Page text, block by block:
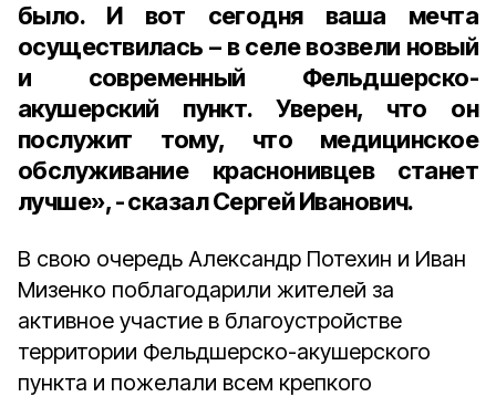
было. И вот сегодня ваша мечта
осуществилась – в селе возвели новый
и современный Фельдшерско-
акушерский пункт. Уверен, что он
послужит тому, что медицинское
обслуживание краснонивцев станет
лучше», - сказал Сергей Иванович.
В свою очередь Александр Потехин и Иван
Мизенко поблагодарили жителей за
активное участие в благоустройстве
территории Фельдшерско-акушерского
пункта и пожелали всем крепкого